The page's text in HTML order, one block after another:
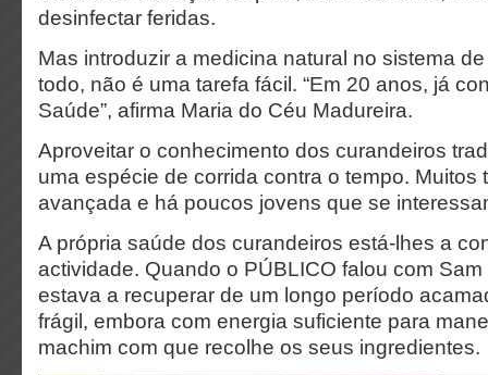
desinfectar feridas.
Mas introduzir a medicina natural no sistema
todo, não é uma tarefa fácil. “Em 20 anos, já
Saúde”, afirma Maria do Céu Madureira.
Aproveitar o conhecimento dos curandeiros
uma espécie de corrida contra o tempo. Muitos
avançada e há poucos jovens que se
A própria saúde dos curandeiros está-lhes a
actividade. Quando o PÚBLICO falou com
estava a recuperar de um longo período
frágil, embora com energia suficiente para
machim com que recolhe os seus ingredientes.